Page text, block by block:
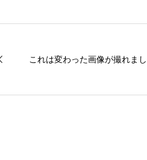
これは変わった画像が撮れま